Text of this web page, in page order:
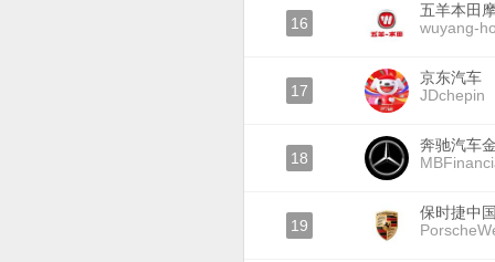
16
五羊本田
wuyang-
17
京东汽车
JDchepin
18
奔驰汽车
19
保时捷中